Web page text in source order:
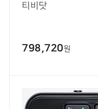
티비닷
798,720원